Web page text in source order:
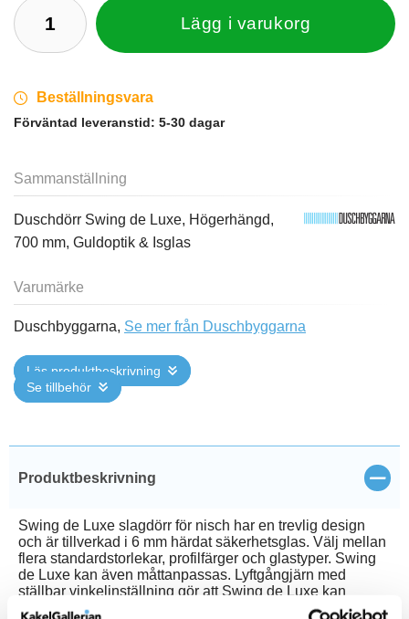
Lägg i varukorg
Beställningsvara
Förväntad leveranstid: 5-30 dagar
Sammanställning
Duschdörr Swing de Luxe, Högerhängd,
700 mm, Guldoptik & Isglas
Varumärke
Duschbyggarna, Se mer från Duschbyggarna
Läs produktbeskrivning
Se tillbehör
Produktbeskrivning
Swing de Luxe slagdörr för nisch har en trevlig design
och är tillverkad i 6 mm härdat säkerhetsglas. Välj mellan
flera standardstorlekar, profilfärger och glastyper. Swing
de Luxe kan även måttanpassas. Lyftgångjärn med
ställbar vinkelinställning gör att Swing de Luxe kan
monteras i olika vinklar mot väggen vid behov. Anslagslist